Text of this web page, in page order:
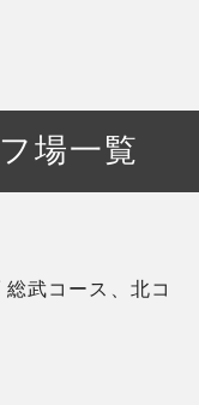
場一覧
武コース、北コ